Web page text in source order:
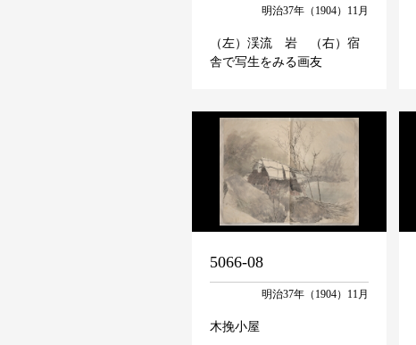
明治37年（1904）11月
（左）渓流 岩 （右）宿
舎で写生をみる画友
5066-08
明治37年（1904）11月
木挽小屋